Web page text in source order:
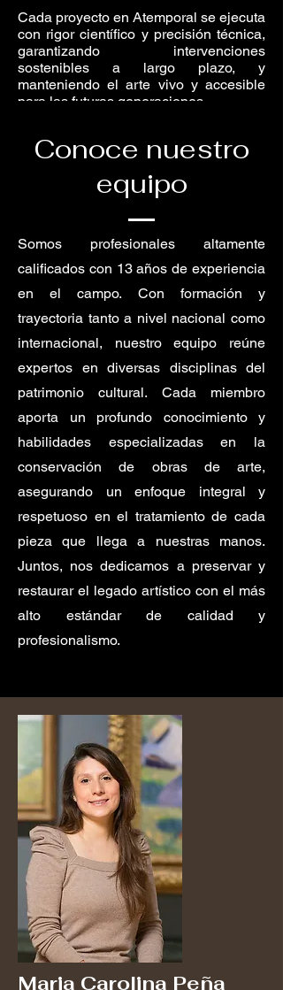
Cada proyecto en Atemporal se ejecuta
con rigor científico y precisión técnica,
garantizando intervenciones
sostenibles a largo plazo, y
manteniendo el arte vivo y accesible
para las futuras generaciones.
Conoce nuestro
equipo
Somos profesionales altamente
calificados con 13 años de experiencia
en el campo. Con formación y
trayectoria tanto a nivel nacional como
internacional, nuestro equipo reúne
expertos en diversas disciplinas del
patrimonio cultural. Cada miembro
aporta un profundo conocimiento y
habilidades especializadas en la
conservación de obras de arte,
asegurando un enfoque integral y
respetuoso en el tratamiento de cada
pieza que llega a nuestras manos.
Juntos, nos dedicamos a preservar y
restaurar el legado artístico con el más
alto estándar de calidad y
profesionalismo.
Maria Carolina Peña